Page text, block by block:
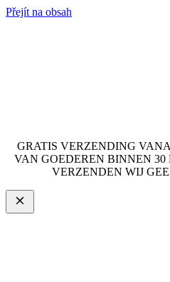
Přejít na obsah
GRATIS VERZENDING
VAN GOEDEREN BINNEN 30
VERZENDEN WIJ